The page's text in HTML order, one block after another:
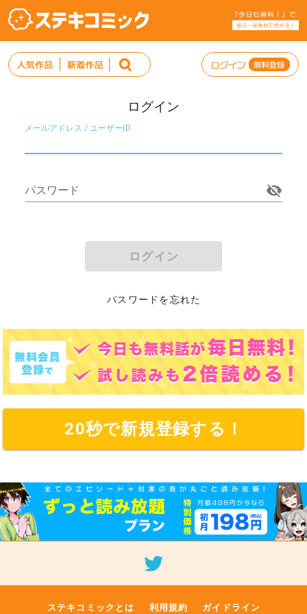
ログイン
メールアドレス / ユーザーID
パスワード
ログイン
パスワードを忘れた
20秒で新規登録する！
ステキコミックとは 利用規約 ガイドライン